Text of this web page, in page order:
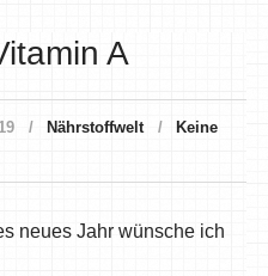
A
Nährstoffwelt
Keine
neues Jahr wünsche ich